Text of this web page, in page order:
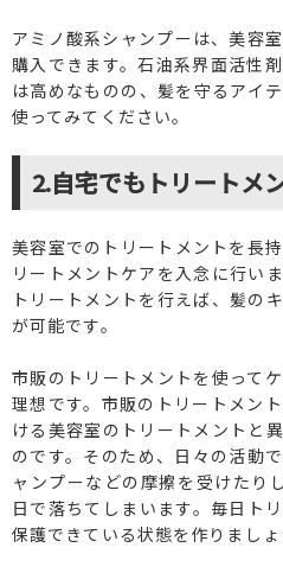
アミノ酸系シャンプーは、美容
購入できます。石油系界面活性
は高めなものの、髪を守るアイ
使ってみてください。
2.自宅でもトリートメ
美容室でのトリートメントを長
リートメントケアを入念に行い
トリートメントを行えば、髪の
が可能です。
市販のトリートメントを使って
理想です。市販のトリートメン
ける美容室のトリートメントと
のです。そのため、日々の活動
ャンプーなどの摩擦を受けたり
日で落ちてしまいます。毎日ト
保護できている状態を作りましょ